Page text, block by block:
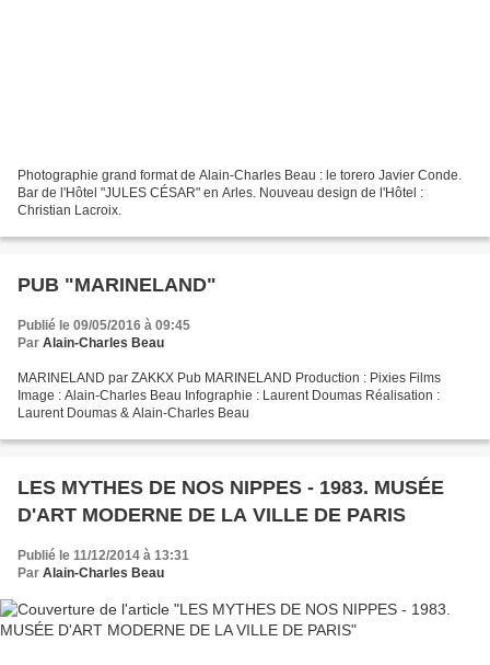
Photographie grand format de Alain-Charles Beau : le torero Javier Conde.
Bar de l'Hôtel "JULES CÉSAR" en Arles. Nouveau design de l'Hôtel :
Christian Lacroix.
PUB "MARINELAND"
Publié le 09/05/2016 à 09:45
Par Alain-Charles Beau
MARINELAND par ZAKKX Pub MARINELAND Production : Pixies Films
Image : Alain-Charles Beau Infographie : Laurent Doumas Réalisation :
Laurent Doumas & Alain-Charles Beau
LES MYTHES DE NOS NIPPES - 1983. MUSÉE
D'ART MODERNE DE LA VILLE DE PARIS
Publié le 11/12/2014 à 13:31
Par Alain-Charles Beau